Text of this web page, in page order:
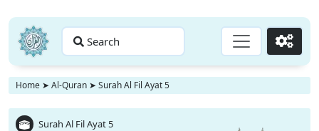
Search Go
Home ➤ Al-Quran ➤ Surah Al Fil Ayat 5
Surah Al Fil Ayat 5